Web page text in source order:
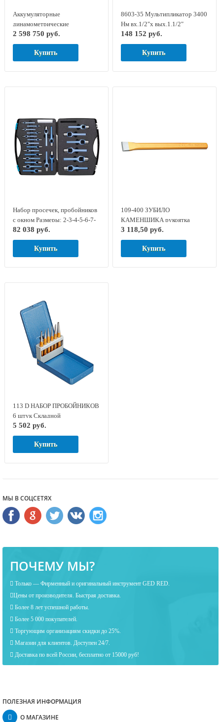
Аккумуляторные
динамометрические
гайковерты серии LOSOMAT
LDA-60
2 598 750 руб.
Купить
8603-35 Мультипликатор 3400
Нм вх.1/2"х вых.1.1/2"
DREMOPLUS GED RED
7704500
148 152 руб.
Купить
Набор просечек, пробойников
с окном Размеры: 2-3-4-5-6-7-
8-9-10-11-12-13-14-15-16-17-
18-19-20-22-24-25-28-30мм, на
панели, в пластиковом
чемодане series 326 TURNUS
326-230
82 038 руб.
Купить
109-400 ЗУБИЛО
КАМЕНЩИКА рукоятка
плоскоовальная GED RED
8729110
3 118,50 руб.
Купить
113 D НАБОР ПРОБОЙНИКОВ
6 штук Складной
металлический футляр GED
RED 8754060
5 502 руб.
Купить
МЫ В СОЦСЕТЯХ
ПОЧЕМУ МЫ?
Только — Фирменный и оригинальный инструмент GED RED.
Цены от производителя. Быстрая доставка.
Более 8 лет успешной работы.
Более 5 000 покупателей.
Торгующим организациям скидки до 25%.
Магазин для клиентов. Доступен 24/7.
Доставка по всей России, бесплатно от 15000 руб!
ПОЛЕЗНАЯ ИНФОРМАЦИЯ
О МАГАЗИНЕ